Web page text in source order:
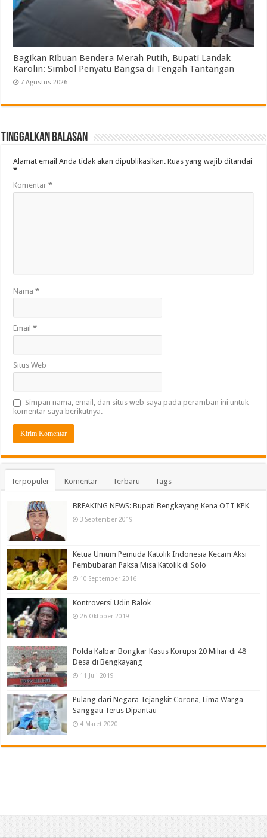
Bagikan Ribuan Bendera Merah Putih, Bupati Landak
Karolin: Simbol Penyatu Bangsa di Tengah Tantangan
7 Agustus 2026
Tinggalkan Balasan
Alamat email Anda tidak akan dipublikasikan. Ruas yang wajib ditandai
*
Komentar*
Nama*
Email*
Situs Web
Simpan nama, email, dan situs web saya pada peramban ini untuk
komentar saya berikutnya.
Terpopuler Komentar Terbaru Tags
BREAKING NEWS: Bupati Bengkayang Kena OTT KPK
3 September 2019
Ketua Umum Pemuda Katolik Indonesia Kecam Aksi
Pembubaran Paksa Misa Katolik di Solo
10 September 2016
Kontroversi Udin Balok
26 Oktober 2019
Polda Kalbar Bongkar Kasus Korupsi 20 Miliar di 48
Desa di Bengkayang
11 Juli 2019
Pulang dari Negara Tejangkit Corona, Lima Warga
Sanggau Terus Dipantau
4 Maret 2020